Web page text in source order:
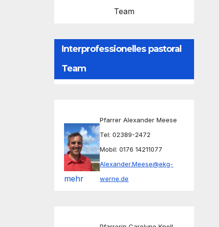
Team
Interprofessionelles pastoral
Team
mehr
Pfarrer Alexander Meese
Tel: 02389-2472
Mobil: 0176 14211077
Alexander.Meese@ekg-
werne.de